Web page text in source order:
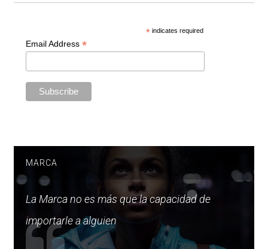
* indicates required
Email Address *
MARCA
La Marca no es más que la capacidad de
importarle a alguien